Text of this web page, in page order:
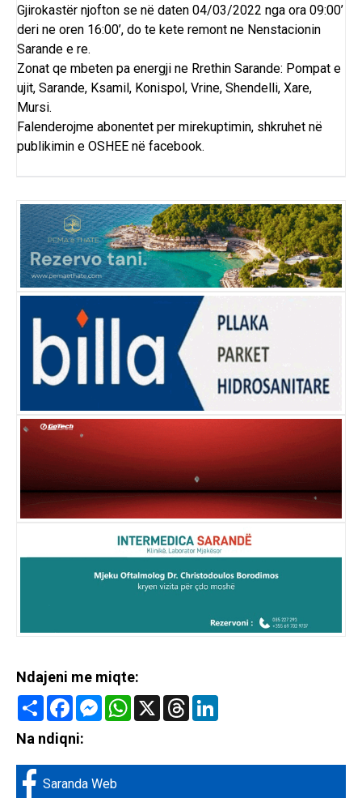
Gjirokastër njofton se në daten 04/03/2022 nga ora 09:00’
deri ne oren 16:00’, do te kete remont ne Nenstacionin
Sarande e re.
Zonat qe mbeten pa energji ne Rrethin Sarande: Pompat e
ujit, Sarande, Ksamil, Konispol, Vrine, Shendelli, Xare,
Mursi.
Falenderojme abonentet per mirekuptimin, shkruhet në
publikimin e OSHEE në facebook.
Ndajeni me miqte:
Share FacebookMessenger
WhatsApp
X Threads
Na ndiqni:
Saranda Web